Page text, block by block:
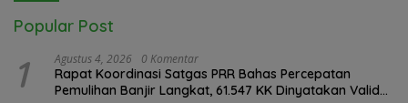
Popular Post
1 Agustus 4, 2026 0 Komentar
Rapat Koordinasi Satgas PRR Bahas Percepatan
Pemulihan Banjir Langkat, 61.547 KK Dinyatakan Valid